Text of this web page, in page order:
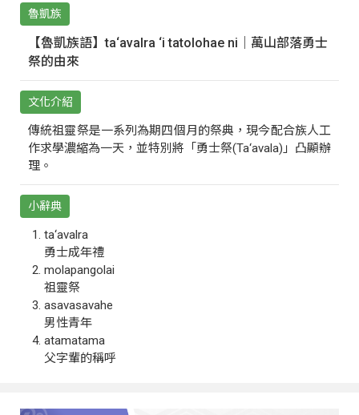
魯凱族
【魯凱族語】ta‘avalra ‘i tatolohae ni｜萬山部落勇士
祭的由來
文化介紹
傳統祖靈祭是一系列為期四個月的祭典，現今配合族人工
作求學濃縮為一天，並特別將「勇士祭(Ta‘avala)」凸顯辦
理。
小辭典
ta‘avalra
勇士成年禮
molapangolai
祖靈祭
asavasavahe
男性青年
atamatama
父字輩的稱呼